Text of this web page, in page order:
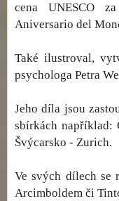
cena UNESCO
Aniversario del
Také ilustroval,
psychologa Petra
Jeho díla jsou
sbírkách například:
Švýcarsko - Zurich.
Ve svých dílech se
Arcimboldem či